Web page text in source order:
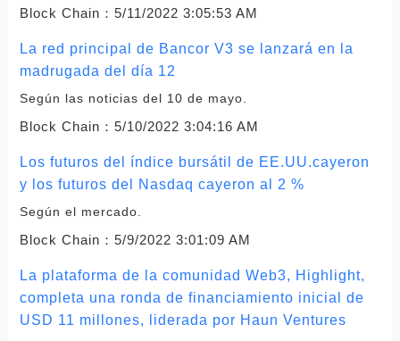
Block Chain： 5/11/2022 3:05:53 AM
La red principal de Bancor V3 se lanzará en la
madrugada del día 12
Según las noticias del 10 de mayo.
Block Chain： 5/10/2022 3:04:16 AM
Los futuros del índice bursátil de EE.UU.cayeron
y los futuros del Nasdaq cayeron al 2 %
Según el mercado.
Block Chain： 5/9/2022 3:01:09 AM
La plataforma de la comunidad Web3, Highlight,
completa una ronda de financiamiento inicial de
USD 11 millones, liderada por Haun Ventures